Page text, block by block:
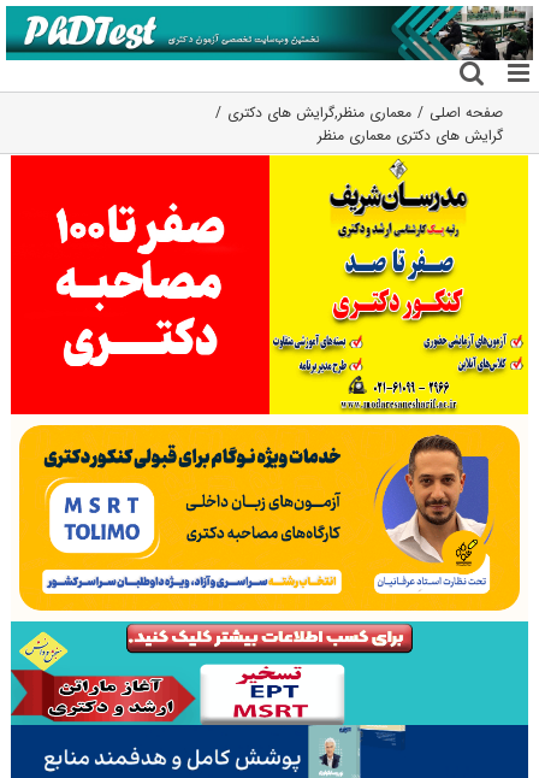
رفتن
به
محتوا
صفحه اصلی معماری منظر,گرایش های دکتری
گرایش های دکتری معماری منظر